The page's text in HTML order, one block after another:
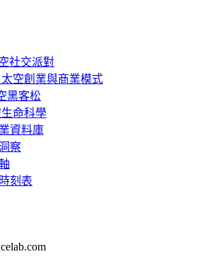
社交派對
太空創業與商業模式
黑客松
生命科學
資料庫
察
刻表